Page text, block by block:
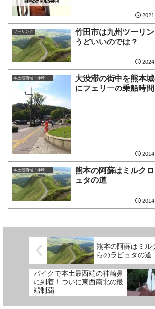
ツーリング
竹田市は九州ツーリ
うどいいのでは？
本土最西端「神崎鼻」
大渋滞の街中を熊本
にフェリーの乗船時
本土最西端「神崎鼻」
熊本の阿蘇はミルク
ュタの道
熊本の阿蘇はミル
らのラピュタの道
バイクで本土最西端の神崎鼻
に到着！ついに東西南北の最
端制覇